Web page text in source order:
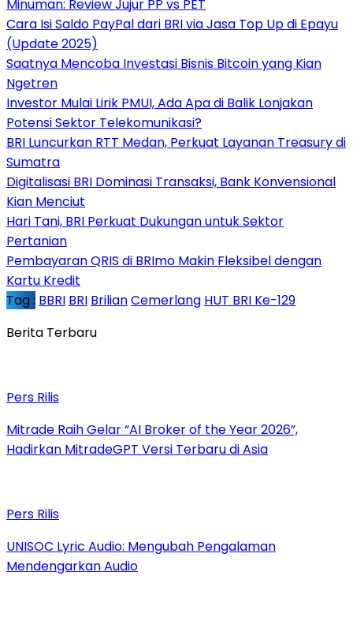
Minuman: Review Jujur PP vs PET
Cara Isi Saldo PayPal dari BRI via Jasa Top Up di Epayu
(Update 2025)
Saatnya Mencoba Investasi Bisnis Bitcoin yang Kian
Ngetren
Investor Mulai Lirik PMUI, Ada Apa di Balik Lonjakan
Potensi Sektor Telekomunikasi?
BRI Luncurkan RTT Medan, Perkuat Layanan Treasury di
Sumatra
Digitalisasi BRI Dominasi Transaksi, Bank Konvensional
Kian Menciut
Hari Tani, BRI Perkuat Dukungan untuk Sektor
Pertanian
Pembayaran QRIS di BRImo Makin Fleksibel dengan
Kartu Kredit
Tag : BBRI BRI BrilianCemerlang HUT BRI Ke-129
Berita Terbaru
Pers Rilis
Mitrade Raih Gelar “AI Broker of the Year 2026”,
Hadirkan MitradeGPT Versi Terbaru di Asia
Pers Rilis
UNISOC Lyric Audio: Mengubah Pengalaman
Mendengarkan Audio